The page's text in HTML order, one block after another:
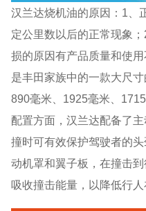
汉兰达烧机油的原因：1、
定公里数以后的正常现象
损的原因有产品质量和使
是丰田家族中的一款大尺
890毫米、1925毫米、
配置方面，汉兰达配备了
撞时可有效保护驾驶者的
动机罩和翼子板，在撞击
吸收撞击能量，以降低行人